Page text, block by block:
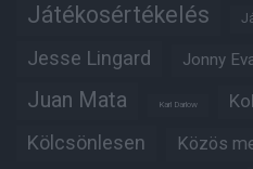
Játékosértékelés
Jesse Lingard Jonny
Juan Mata Karl Darlow
Kölcsönlesen Közös